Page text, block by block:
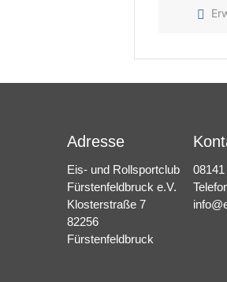
Adresse
Eis- und Rollsportclub
Fürstenfeldbruck e.V.
Klosterstraße 7
82256
Fürstenfeldbruck